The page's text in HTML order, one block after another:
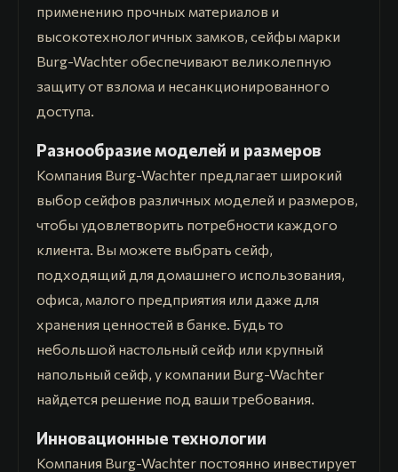
применению прочных материалов и
высокотехнологичных замков, сейфы марки
Burg-Wachter обеспечивают великолепную
защиту от взлома и несанкционированного
доступа.
Разнообразие моделей и размеров
Компания Burg-Wachter предлагает широкий
выбор сейфов различных моделей и размеров,
чтобы удовлетворить потребности каждого
клиента. Вы можете выбрать сейф,
подходящий для домашнего использования,
офиса, малого предприятия или даже для
хранения ценностей в банке. Будь то
небольшой настольный сейф или крупный
напольный сейф, у компании Burg-Wachter
найдется решение под ваши требования.
Инновационные технологии
Компания Burg-Wachter постоянно инвестирует